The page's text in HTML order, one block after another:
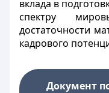
вклада в
спектру
достаточности
кадрового
Документ